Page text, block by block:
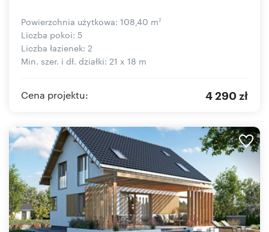
Powierzchnia użytkowa: 108,40 m2
Liczba pokoi: 5
Liczba łazienek: 2
Min. szer. i dł. działki: 21 x 18 m
Cena projektu: 4 290 zł